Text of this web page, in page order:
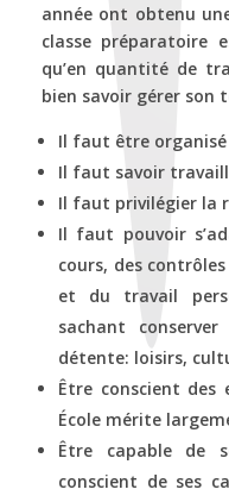
année ont obtenu
classe préparatoire
qu’en quantité de
bien savoir gérer son
Il faut être
Il faut savoir
Il faut privilégier la
Il faut pouvoir
cours, des
et du travail
sachant
détente: loisirs,
Être conscient des
École mérite
Être capable de
conscient de ses